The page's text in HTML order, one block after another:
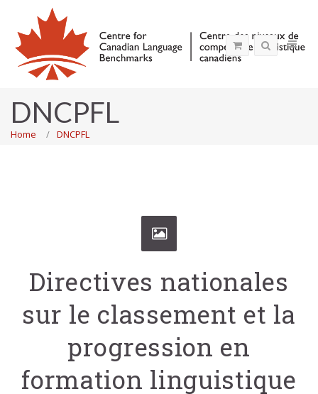
DNCPFL
Home DNCPFL
Directives nationales
sur le classement et la
progression en
formation linguistique